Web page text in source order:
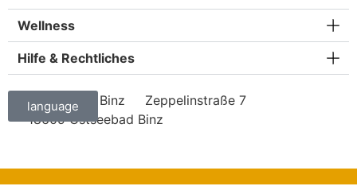
Wellness
Hilfe & Rechtliches
(c) Suite Hotel Binz
Zeppelinstraße 7
18609 Ostseebad Binz
language